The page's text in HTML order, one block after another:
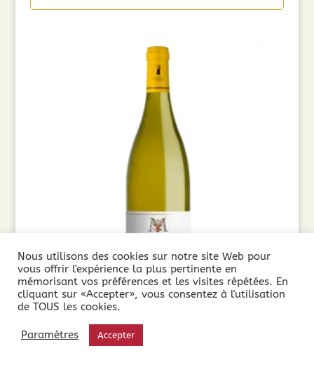
Domaine Martinolles Chardonnay (75cl) 2024
8,85€
Nous utilisons des cookies sur notre site Web pour
vous offrir l'expérience la plus pertinente en
mémorisant vos préférences et les visites répétées. En
cliquant sur «Accepter», vous consentez à l'utilisation
de TOUS les cookies.
Paramètres Accepter